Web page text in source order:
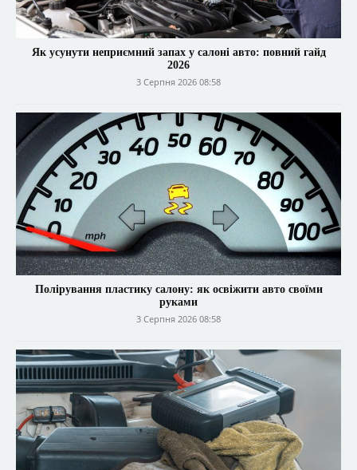
Як усунути неприємний запах у салоні авто: повний гайд
2026
3 Серпня 2026 08:58
Полірування пластику салону: як освіжити авто своїми
руками
3 Серпня 2026 08:58